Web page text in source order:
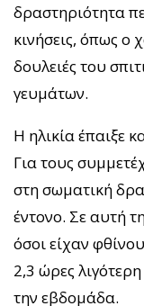
δραστηριότητα
κινήσεις, όπως ο
δουλειές του
γευμάτων.
Η ηλικία έπαιξε
Για τους
στη σωματική
έντονο. Σε αυτή
όσοι είχαν
2,3 ώρες
την εβδομάδα.